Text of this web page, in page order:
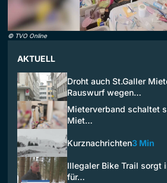
© TVO Online
AKTUELL
Droht auch St.Galler
Rauswurf wegen…
Mieterverband schaltet
Miet…
Kurznachrichten3 Min
Illegaler Bike Trail sorgt
für…